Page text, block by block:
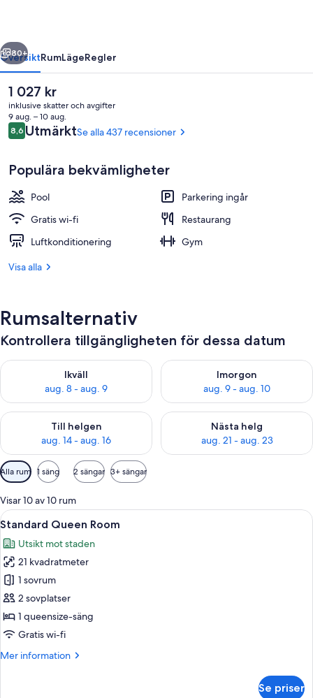
Här finns 3 restauranger som
Nästa
80+
ÖversiktRumLägeRegler
Det
nuvarande
priset
är
1 027 kr
1 027 kr
inklusive skatter och avgifter
9 aug. – 10 aug.
Recensioner
8,68,6 av 10,
UtmärktSe alla 437 recensioner
Populära bekvämligheter
Pool
Parkering ingår
Gratis wi-fi
Restaurang
Luftkonditionering
Gym
Visa alla
Rumsalternativ
Kontrollera tillgängligheten för dessa datum
Ikväll
aug. 8 - aug. 9
Kontrollera tillgängligheten för ikväll aug. 8 - aug. 9
Imorgon
aug. 9 - aug. 10
Kontrollera tillgängligheten
Till helgen
aug. 14 - aug. 16
Kontrollera tillgängligheten för den här helgen aug. 14 - aug.
Nästa helg
aug. 21 - aug. 23
Kontrollera tillgängligheten
Tillgängliga
filter
för
rum
Alla rum 1 säng 2 sängar 3+ sängar
Visar 10 av 10 rum
Öppna
alla
foton
för
Standard
Queen
Room
Ett hotellrum med en stor säng, två
7
Standard Queen Room
Utsikt mot staden
21 kvadratmeter
1 sovrum
2 sovplatser
1 queensize-säng
Gratis wi-fi
Mer information
Mer
Se priser